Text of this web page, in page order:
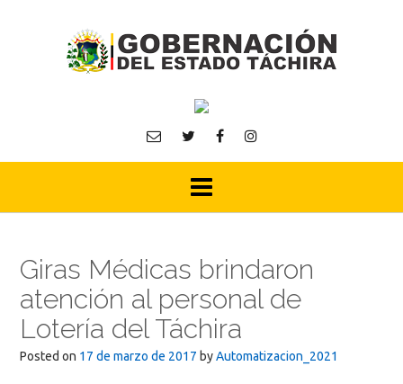
Giras Médicas brindaron
atención al personal de
Lotería del Táchira
Posted on 17 de marzo de 2017 byAutomatizacion_2021